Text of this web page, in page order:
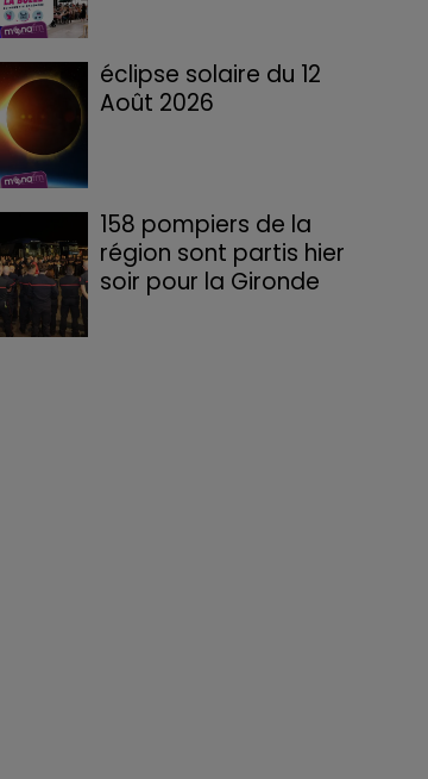
éclipse solaire du 12
Août 2026
158 pompiers de la
région sont partis hier
soir pour la Gironde